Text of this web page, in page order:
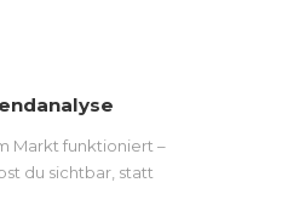
Markt funktioniert –
du sichtbar, statt